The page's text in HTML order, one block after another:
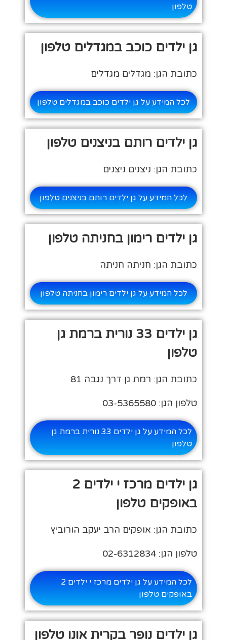
טלפון
גן ילדים כוכב במגדלים טלפון
כתובת הגן: מגדלים מגדלים
לכל המידע על גן ילדים כוכב במגדלים טלפון
גן ילדים רותם בניצנים טלפון
כתובת הגן: ניצנים ניצנים
לכל המידע על גן ילדים רותם בניצנים טלפון
גן ילדים רימון בחניתה טלפון
כתובת הגן: חניתה חניתה
לכל המידע על גן ילדים רימון בחניתה טלפון
גן ילדים 33 נורית ברמת גן
טלפון
כתובת הגן: רמת גן דרך נגבה 81
טלפון הגן: 03-5365580
לכל המידע על גן ילדים 33 נורית ברמת גן
טלפון
גן ילדים מרכז י ילדים 2
באופקים טלפון
כתובת הגן: אופקים הרב יעקב הורוביץ
טלפון הגן: 02-6312834
לכל המידע על גן ילדים מרכז י ילדים 2
באופקים טלפון
גן ילדים נופר בקרית אונו טלפון